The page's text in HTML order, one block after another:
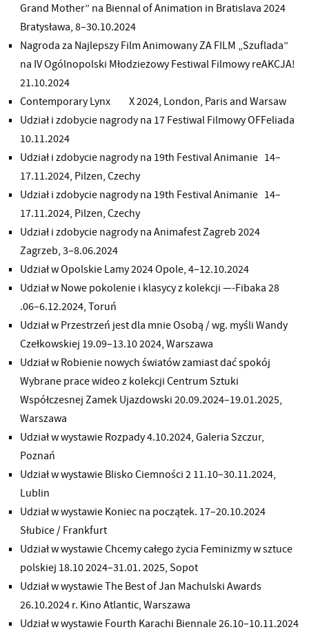
Grand Mother” na Biennal of Animation in Bratislava 2024
Bratysława, 8–30.10.2024
Nagroda za Najlepszy Film Animowany ZA FILM „Szuflada”
na IV Ogólnopolski Młodzieżowy Festiwal Filmowy reAKCJA!
21.10.2024
Contemporary Lynx X 2024, London, Paris and Warsaw
Udział i zdobycie nagrody na 17 Festiwal Filmowy OFFeliada
10.11.2024
Udział i zdobycie nagrody na 19th Festival Animanie 14–
17.11.2024, Pilzen, Czechy
Udział i zdobycie nagrody na 19th Festival Animanie 14–
17.11.2024, Pilzen, Czechy
Udział i zdobycie nagrody na Animafest Zagreb 2024
Zagrzeb, 3–8.06.2024
Udział w Opolskie Lamy 2024 Opole, 4–12.10.2024
Udział w Nowe pokolenie i klasycy z kolekcji —-Fibaka 28
.06–6.12.2024, Toruń
Udział w Przestrzeń jest dla mnie Osobą / wg. myśli Wandy
Czełkowskiej 19.09–13.10 2024, Warszawa
Udział w Robienie nowych światów zamiast dać spokój
Wybrane prace wideo z kolekcji Centrum Sztuki
Współczesnej Zamek Ujazdowski 20.09.2024–19.01.2025,
Warszawa
Udział w wystawie Rozpady 4.10.2024, Galeria Szczur,
Poznań
Udział w wystawie Blisko Ciemności 2 11.10–30.11.2024,
Lublin
Udział w wystawie Koniec na początek. 17–20.10.2024
Słubice / Frankfurt
Udział w wystawie Chcemy całego życia Feminizmy w sztuce
polskiej 18.10 2024–31.01. 2025, Sopot
Udział w wystawie The Best of Jan Machulski Awards
26.10.2024 r. Kino Atlantic, Warszawa
Udział w wystawie Fourth Karachi Biennale 26.10–10.11.2024